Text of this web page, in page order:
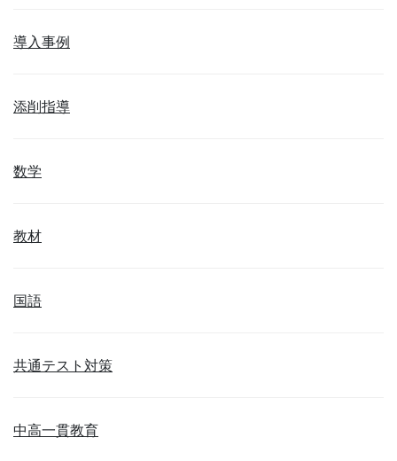
導入事例
添削指導
数学
教材
国語
共通テスト対策
中高一貫教育